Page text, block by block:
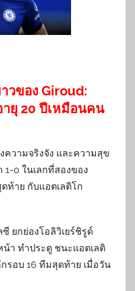
วของ Giroud:
ยุ 20 ปีเหมือนคน
ความจริงจัง และความสุข
1-0 ในเลกที่สองของ
ท้าย กับแอตเลติโก
ยกย่องโอลิวิเยร์ชิรูด์
า ทำประตู ชนะแอตเลติ
รอบ 16 ทีมสุดท้าย เมื่อวัน